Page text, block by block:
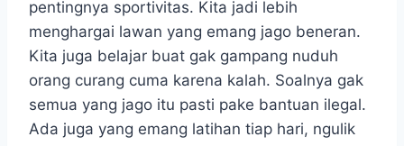
pentingnya sportivitas. Kita jadi lebih
menghargai lawan yang emang jago beneran.
Kita juga belajar buat gak gampang nuduh
orang curang cuma karena kalah. Soalnya gak
semua yang jago itu pasti pake bantuan ilegal.
Ada juga yang emang latihan tiap hari, ngulik